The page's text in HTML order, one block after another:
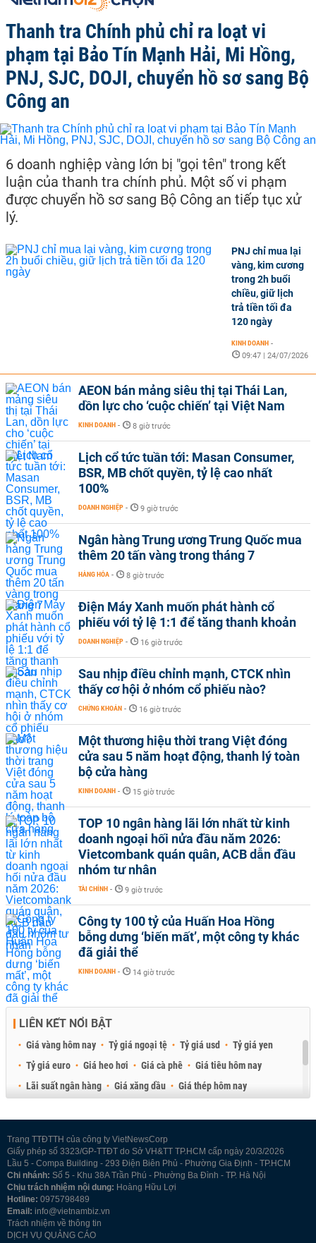
Thanh tra Chính phủ chỉ ra loạt vi
phạm tại Bảo Tín Mạnh Hải, Mi Hồng,
PNJ, SJC, DOJI, chuyển hồ sơ sang Bộ
Công an
6 doanh nghiệp vàng lớn bị "gọi tên" trong kết
luận của thanh tra chính phủ. Một số vi phạm
được chuyển hồ sơ sang Bộ Công an tiếp tục xử
lý.
PNJ chỉ mua lại
vàng, kim cương
trong 2h buổi
chiều, giữ lịch
trả tiền tối đa
120 ngày
KINH DOANH -
09:47 | 24/07/2026
AEON bán mảng siêu thị tại Thái Lan,
dồn lực cho ‘cuộc chiến’ tại Việt Nam
KINH DOANH - 8 giờ trước
Lịch cổ tức tuần tới: Masan Consumer,
BSR, MB chốt quyền, tỷ lệ cao nhất
100%
DOANH NGHIỆP - 9 giờ trước
Ngân hàng Trung ương Trung Quốc mua
thêm 20 tấn vàng trong tháng 7
HÀNG HÓA - 8 giờ trước
Điện Máy Xanh muốn phát hành cổ
phiếu với tỷ lệ 1:1 để tăng thanh khoản
DOANH NGHIỆP - 16 giờ trước
Sau nhịp điều chỉnh mạnh, CTCK nhìn
thấy cơ hội ở nhóm cổ phiếu nào?
CHỨNG KHOÁN - 16 giờ trước
Một thương hiệu thời trang Việt đóng
cửa sau 5 năm hoạt động, thanh lý toàn
bộ cửa hàng
KINH DOANH - 15 giờ trước
TOP 10 ngân hàng lãi lớn nhất từ kinh
doanh ngoại hối nửa đầu năm 2026:
Vietcombank quán quân, ACB dẫn đầu
nhóm tư nhân
TÀI CHÍNH - 9 giờ trước
Công ty 100 tỷ của Huấn Hoa Hồng
bỗng dưng ‘biến mất’, một công ty khác
đã giải thể
KINH DOANH - 14 giờ trước
LIÊN KẾT NỔI BẬT
Giá vàng hôm nay Tỷ giá ngoại tệ Tỷ giá usd
Tỷ giá yen
Tỷ giá euro
Giá heo hơi Giá cà phê
Giá tiêu hôm nay
Lãi suất ngân hàng
Giá xăng dầu
Giá thép hôm nay
Trang TTĐTTH của công ty VietNewsCorp
Giấy phép số 3323/GP-TTĐT do Sở VH&TT TP.HCM cấp ngày 20/3/2026
Lầu 5 - Compa Building - 293 Điện Biên Phủ - Phường Gia Định - TP.HCM
Chi nhánh: Số 5 - Khu 38A Trần Phú - Phường Ba Đình - TP. Hà Nội
Chịu trách nhiệm nội dung: Hoàng Hữu Lợi
Hotline: 0975798489
Email: info@vietnambiz.vn
Trách nhiệm về thông tin
DỊCH VỤ QUẢNG CÁO